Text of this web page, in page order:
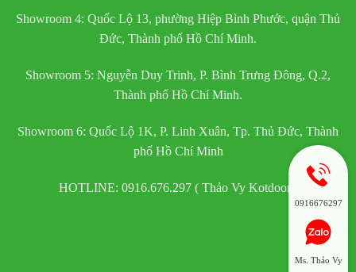
Showroom 4: Quốc Lộ 13, phường Hiệp Bình Phước, quận Thủ
Đức, Thành phố Hồ Chí Minh.
Showroom 5: Nguyễn Duy Trinh, P. Bình Trưng Đông, Q.2,
Thành phố Hồ Chí Minh.
Showroom 6: Quốc Lộ 1K, P. Linh Xuân, Tp. Thủ Đức, Thành
phố Hồ Chí Minh
HOTLINE: 0916.676.297 ( Thảo Vy Kotdoor )
0916676297
Ms. Thảo Vy